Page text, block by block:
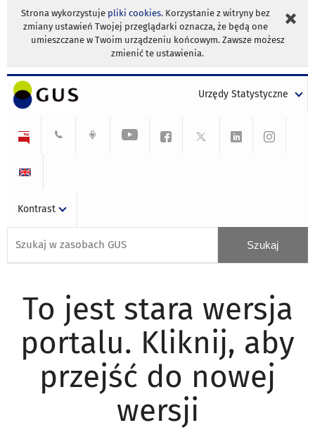
Strona wykorzystuje pliki cookies. Korzystanie z witryny bez
zmiany ustawień Twojej przeglądarki oznacza, że będą one
umieszczane w Twoim urządzeniu końcowym. Zawsze możesz
zmienić te ustawienia.
Urzędy Statystyczne
Kontrast
To jest stara wersja
portalu. Kliknij, aby
przejść do nowej
wersji